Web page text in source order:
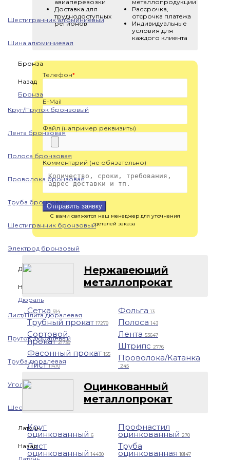
Шестигранник алюминиевый
Шина алюминиевая
Бронза
Назад
Бронза
Круг/Пруток бронзовый
Лента бронзовая
Полоса бронзовая
Проволока бронзовая
Труба бронзовая
Шестигранник бронзовый
Электрод бронзовый
Дюраль
Назад
Дюраль
Лист/Плита дюралевая
Пруток дюралевый
Труба дюралевая
Уголок дюралевый
Шестигранник дюралевый
Латунь
Назад
авиаперевозки
Доставка для
труднодоступных
регионов
металлопродукции
Рассрочка,
отсрочка платежа
Индивидуальные
условия для
каждого клиента
Телефон*
E-Mail
Файл (например реквизиты)
Комментарий (не обязательно)
Отправить заявку
С вами свяжется наш менеджер для уточнения
деталей заказа
Нержавеющий
металлопрокат
Сетка 914
Трубный прокат17279
Сортовой
прокат21739
Фасонный прокат155
Лист11470
Фольга13
Полоса143
Лента 53647
Штрипс 2776
Проволока/Катанка
245
Оцинкованный
металлопрокат
Круг
оцинкованный 6
Лист
оцинкованный14430
Профнастил
оцинкованный 270
Труба
оцинкованная18147